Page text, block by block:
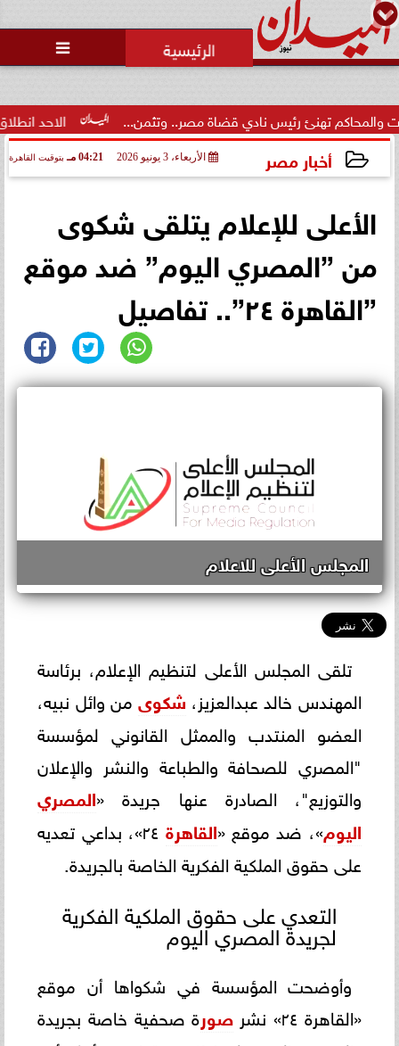

الاحد انطلاق  المرحلة تهنئ رئيس نادي قضاة مصر.. وتثمن...
أخبار مصر الأربعاء، 3 يونيو 2026 04:21 مـ بتوقيت القاهرة
الأعلى للإعلام يتلقى شكوى
من ”المصري اليوم” ضد موقع
”القاهرة ٢٤”.. تفاصيل
المجلس الأعلى للاعلام
تلقى المجلس الأعلى لتنظيم الإعلام، برئاسة
المهندس خالد عبدالعزيز، شكوى من وائل نبيه،
العضو المنتدب والممثل القانوني لمؤسسة
"المصري للصحافة والطباعة والنشر والإعلان
والتوزيع"، الصادرة عنها جريدة «المصري
اليوم»، ضد موقع «القاهرة
٢٤»، بداعي تعديه
على حقوق الملكية الفكرية الخاصة بالجريدة.
التعدي على حقوق الملكية الفكرية
لجريدة المصري اليوم
وأوضحت المؤسسة في شكواها أن موقع
«القاهرة ٢٤» نشر
صورة صحفية خاصة بجريدة